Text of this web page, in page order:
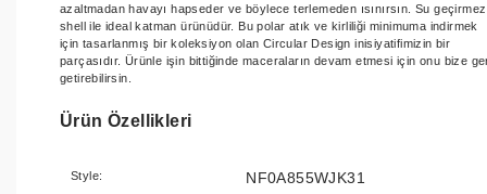
azaltmadan havayı hapseder ve böylece terlemeden ısınırsın. Su geçirmez
shell ile ideal katman ürünüdür. Bu polar atık ve kirliliği minimuma indirmek
için tasarlanmış bir koleksiyon olan Circular Design inisiyatifimizin bir
parçasıdır. Ürünle işin bittiğinde maceraların devam etmesi için onu bize
getirebilirsin.
Ürün Özellikleri
Style: NF0A855WJK31